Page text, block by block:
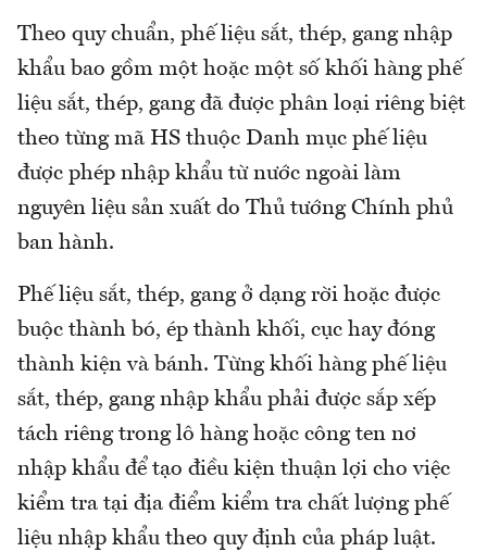
Theo quy chuẩn, phế liệu sắt, thép, gang nhập
khẩu bao gồm một hoặc một số khối hàng phế
liệu sắt, thép, gang đã được phân loại riêng biệt
theo từng mã HS thuộc Danh mục phế liệu
được phép nhập khẩu từ nước ngoài làm
nguyên liệu sản xuất do Thủ tướng Chính phủ
ban hành.
Phế liệu sắt, thép, gang ở dạng rời hoặc được
buộc thành bó, ép thành khối, cục hay đóng
thành kiện và bánh. Từng khối hàng phế liệu
sắt, thép, gang nhập khẩu phải được sắp xếp
tách riêng trong lô hàng hoặc công ten nơ
nhập khẩu để tạo điều kiện thuận lợi cho việc
kiểm tra tại địa điểm kiểm tra chất lượng phế
liệu nhập khẩu theo quy định của pháp luật.